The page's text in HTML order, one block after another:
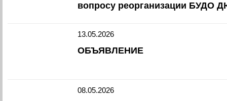
вопросу реорганизации БУДО
13.05.2026
ОБЪЯВЛЕНИЕ
08.05.2026